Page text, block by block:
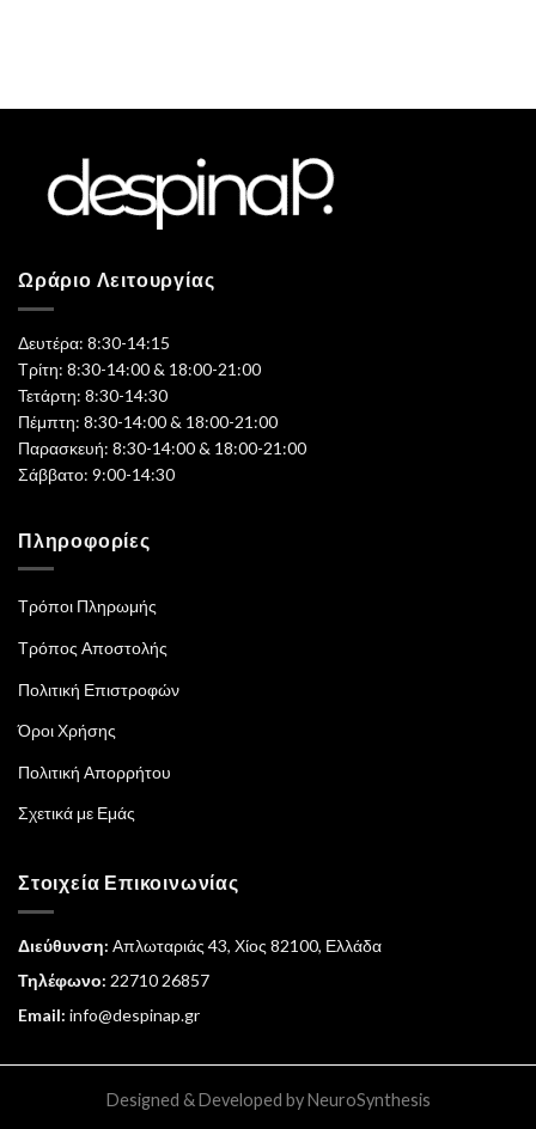
Ωράριο Λειτουργίας
Δευτέρα: 8:30-14:15
Τρίτη: 8:30-14:00 & 18:00-21:00
Τετάρτη: 8:30-14:30
Πέμπτη: 8:30-14:00 & 18:00-21:00
Παρασκευή: 8:30-14:00 & 18:00-21:00
Σάββατο: 9:00-14:30
Πληροφορίες
Τρόποι Πληρωμής
Τρόπος Αποστολής
Πολιτική Επιστροφών
Όροι Χρήσης
Πολιτική Απορρήτου
Σχετικά με Εμάς
Στοιχεία Επικοινωνίας
Διεύθυνση: Απλωταριάς 43, Χίος 82100, Ελλάδα
Τηλέφωνο: 22710 26857
Email: info@despinap.gr
Designed & Developed byNeuroSynthesis